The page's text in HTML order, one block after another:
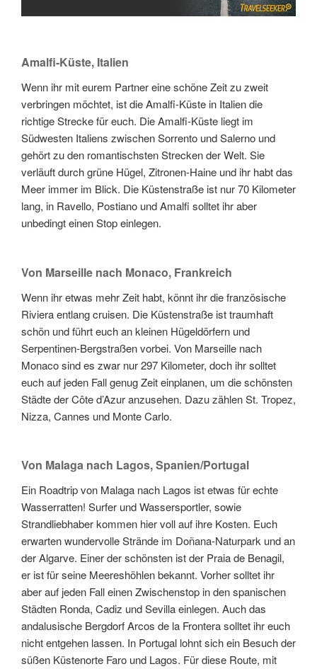
Amalfi-Küste, Italien
Wenn ihr mit eurem Partner eine schöne Zeit zu zweit
verbringen möchtet, ist die Amalfi-Küste in Italien die
richtige Strecke für euch. Die Amalfi-Küste liegt im
Südwesten Italiens zwischen Sorrento und Salerno und
gehört zu den romantischsten Strecken der Welt. Sie
verläuft durch grüne Hügel, Zitronen-Haine und ihr habt das
Meer immer im Blick. Die Küstenstraße ist nur 70 Kilometer
lang, in Ravello, Postiano und Amalfi solltet ihr aber
unbedingt einen Stop einlegen.
Von Marseille nach Monaco, Frankreich
Wenn ihr etwas mehr Zeit habt, könnt ihr die französische
Riviera entlang cruisen. Die Küstenstraße ist traumhaft
schön und führt euch an kleinen Hügeldörfern und
Serpentinen-Bergstraßen vorbei. Von Marseille nach
Monaco sind es zwar nur 297 Kilometer, doch ihr solltet
euch auf jeden Fall genug Zeit einplanen, um die schönsten
Städte der Côte d’Azur anzusehen. Dazu zählen St. Tropez,
Nizza, Cannes und Monte Carlo.
Von Malaga nach Lagos, Spanien/Portugal
Ein Roadtrip von Malaga nach Lagos ist etwas für echte
Wasserratten! Surfer und Wassersportler, sowie
Strandliebhaber kommen hier voll auf ihre Kosten. Euch
erwarten wundervolle Strände im Doñana-Naturpark und an
der Algarve. Einer der schönsten ist der Praia de Benagil,
er ist für seine Meereshöhlen bekannt. Vorher solltet ihr
aber auf jeden Fall einen Zwischenstop in den spanischen
Städten Ronda, Cadiz und Sevilla einlegen. Auch das
andalusische Bergdorf Arcos de la Frontera solltet ihr euch
nicht entgehen lassen. In Portugal lohnt sich ein Besuch der
süßen Küstenorte Faro und Lagos. Für diese Route, mit